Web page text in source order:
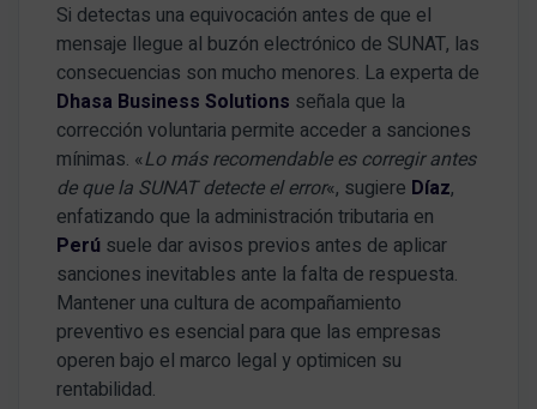
Si detectas una equivocación antes de que el
mensaje llegue al buzón electrónico de SUNAT, las
consecuencias son mucho menores. La experta de
Dhasa Business Solutions señala que la
corrección voluntaria permite acceder a sanciones
mínimas. «Lo más recomendable es corregir antes
de que la SUNAT detecte el error«, sugiere Díaz,
enfatizando que la administración tributaria en
Perú suele dar avisos previos antes de aplicar
sanciones inevitables ante la falta de respuesta.
Mantener una cultura de acompañamiento
preventivo es esencial para que las empresas
operen bajo el marco legal y optimicen su
rentabilidad.